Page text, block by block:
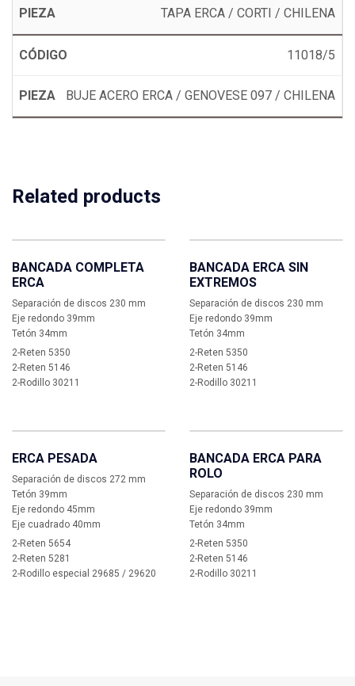
TAPA ERCA / CORTI / CHILENA
11018/5
BUJE ACERO ERCA / GENOVESE 097 / CHILENA
Related products
BANCADA COMPLETA
ERCA
Separación de discos 230 mm
Eje redondo 39mm
Tetón 34mm
2-Reten 5350
2-Reten 5146
2-Rodillo 30211
BANCADA ERCA SIN
EXTREMOS
Separación de discos 230 mm
Eje redondo 39mm
Tetón 34mm
2-Reten 5350
2-Reten 5146
2-Rodillo 30211
ERCA PESADA
Separación de discos 272 mm
Tetón 39mm
Eje redondo 45mm
Eje cuadrado 40mm
2-Reten 5654
2-Reten 5281
2-Rodillo especial 29685 / 29620
BANCADA ERCA PARA
ROLO
Separación de discos 230 mm
Eje redondo 39mm
Tetón 34mm
2-Reten 5350
2-Reten 5146
2-Rodillo 30211